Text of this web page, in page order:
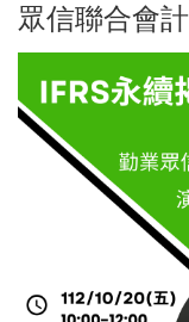
眾信聯合會